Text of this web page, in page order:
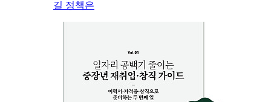
길 정책은